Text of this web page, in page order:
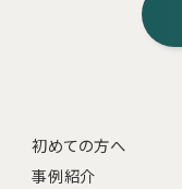
初めての方へ
事例紹介